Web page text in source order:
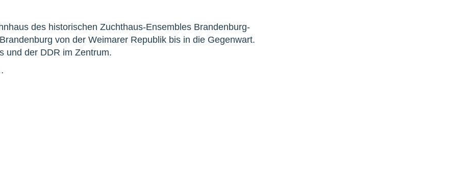
des historischen Zuchthaus-Ensembles Brandenburg-
von der Weimarer Republik bis in die Gegenwart.
und der DDR im Zentrum.